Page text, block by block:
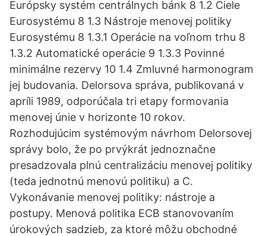
Európsky systém centrálnych bánk 8 1.2 Ciele
Eurosystému 8 1.3 Nástroje menovej politiky
Eurosystému 8 1.3.1 Operácie na voľnom trhu 8
1.3.2 Automatické operácie 9 1.3.3 Povinné
minimálne rezervy 10 1.4 Zmluvné harmonogram
jej budovania. Delorsova správa, publikovaná v
apríli 1989, odporúčala tri etapy formovania
menovej únie v horizonte 10 rokov.
Rozhodujúcim systémovým návrhom Delorsovej
správy bolo, že po prvýkrát jednoznačne
presadzovala plnú centralizáciu menovej politiky
(teda jednotnú menovú politiku) a C.
Vykonávanie menovej politiky: nástroje a
postupy. Menová politika ECB stanovovaním
úrokových sadzieb, za ktoré môžu obchodné